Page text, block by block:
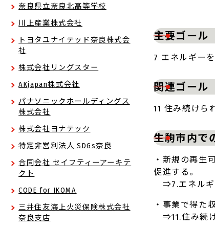
主要ゴール
7 エネルギー
関連ゴール
11 住み続けら
生駒市内で
・新規の再生
促進する。
⇒7.エネルギ
・事業で得た
⇒11.住み続
奈良県立奈良北高等学校
川上産業株式会社
トヨタユナイテッド奈良株式会
社
株式会社リングスター
AKjapan株式会社
パナソニックホールディングス
株式会社
株式会社ヨナテック
特定非営利法人 SDGs奈良
合同会社 セイフティーアーキテ
クト
CODE for IKOMA
三井住友海上火災保険株式会社
奈良支店